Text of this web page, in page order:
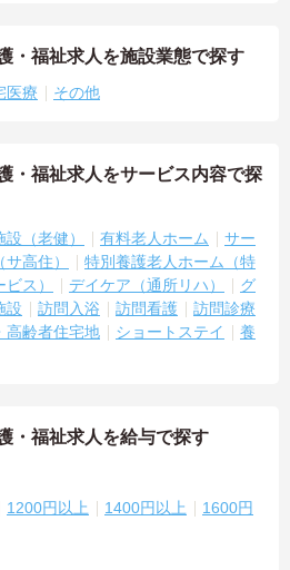
・福祉求人を施設業態で探す
医療 その他
・福祉求人をサービス内容で探
（老健） 有料老人ホーム
サー
高住）
特別養護老人ホーム（特
ス） デイケア（通所リハ）
グ
設 訪問入浴 訪問看護
訪問診療
高齢者住宅地 ショートステイ
養
・福祉求人を給与で探す
1200円以上 1400円以上
1600円